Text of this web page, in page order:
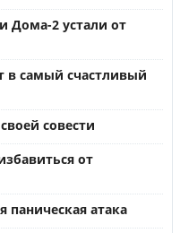
Дома-2 устали от
в самый счастливый
совести
от
паническая атака